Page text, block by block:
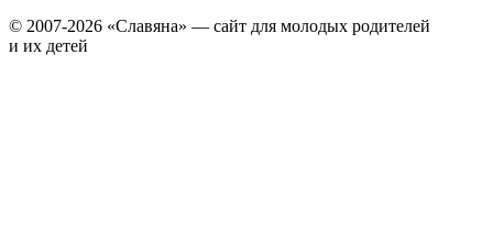
© 2007-2026 «Славяна» — сайт для молодых родителей
и их детей